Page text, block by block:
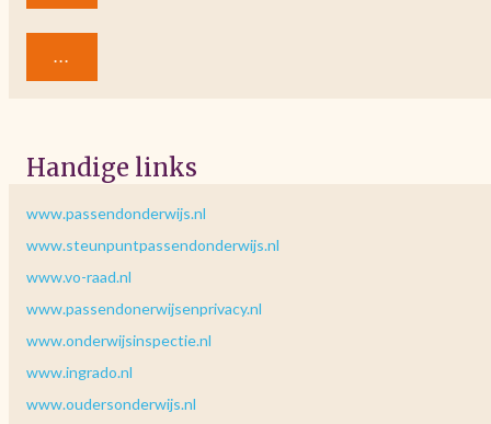
...
Handige links
www.passendonderwijs.nl
www.steunpuntpassendonderwijs.nl
www.vo-raad.nl
www.passendonerwijsenprivacy.nl
www.onderwijsinspectie.nl
www.ingrado.nl
www.oudersonderwijs.nl